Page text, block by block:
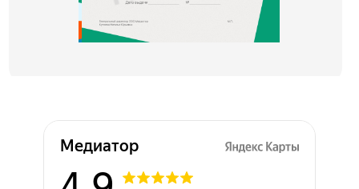
Медиатор на карте Химок — Яндекс Карты